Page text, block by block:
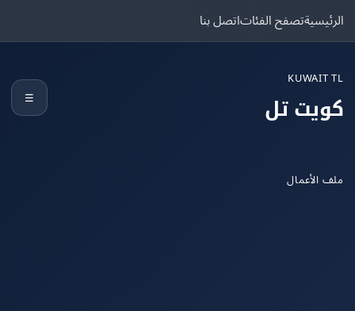
تصفح الفئاتاتصل بنا
تل